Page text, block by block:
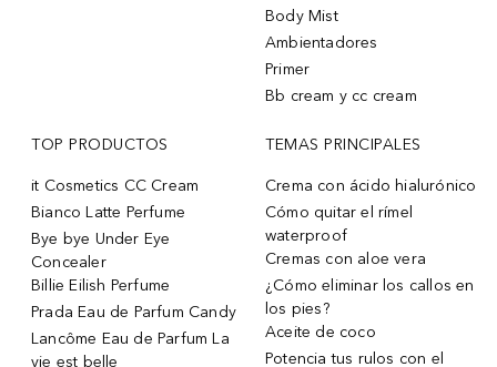
Body Mist
Ambientadores
Primer
Bb cream y cc cream
TOP PRODUCTOS
it Cosmetics CC Cream
Bianco Latte Perfume
Bye bye Under Eye
Concealer
Billie Eilish Perfume
Prada Eau de Parfum Candy
Lancôme Eau de Parfum La
vie est belle
TEMAS PRINCIPALES
Crema con ácido hialurónico
Cómo quitar el rímel
waterproof
Cremas con aloe vera
¿Cómo eliminar los callos en
los pies?
Aceite de coco
Potencia tus rulos con el